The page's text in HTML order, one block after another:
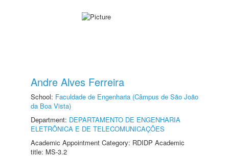
Andre Alves Ferreira
School: Faculdade de Engenharia (Câmpus de São João
da Boa Vista)
Department: DEPARTAMENTO DE ENGENHARIA
ELETRÔNICA E DE TELECOMUNICAÇÕES
Academic Appointment Category: RDIDP Academic
title: MS-3.2